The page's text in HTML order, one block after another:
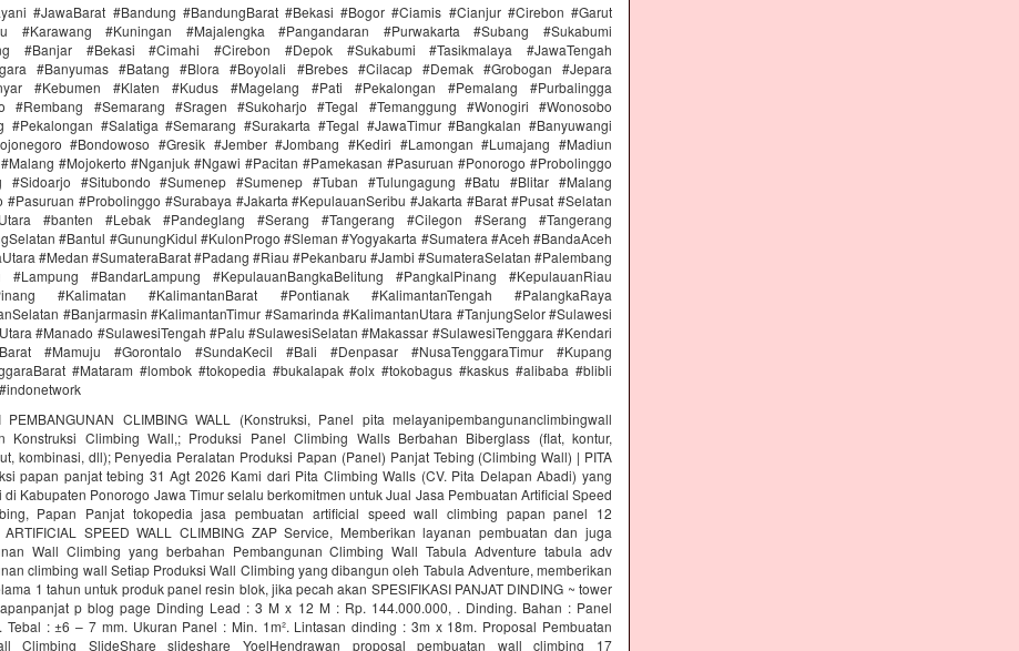
#JawaBarat #Bandung #BandungBarat #Bekasi #Bogor #Ciamis #Cianjur #Cirebon #Garut
#Karawang #Kuningan #Majalengka #Pangandaran #Purwakarta #Subang #Sukabumi
#Banjar #Bekasi #Cimahi #Cirebon #Depok #Sukabumi #Tasikmalaya #JawaTengah
#Banyumas #Batang #Blora #Boyolali #Brebes #Cilacap #Demak #Grobogan #Jepara
#Kebumen #Klaten #Kudus #Magelang #Pati #Pekalongan #Pemalang #Purbalingga
#Rembang #Semarang #Sragen #Sukoharjo #Tegal #Temanggung #Wonogiri #Wonosobo
#Pekalongan #Salatiga #Semarang #Surakarta #Tegal #JawaTimur #Bangkalan #Banyuwangi
#Bondowoso #Gresik #Jember #Jombang #Kediri #Lamongan #Lumajang #Madiun
#Mojokerto #Nganjuk #Ngawi #Pacitan #Pamekasan #Pasuruan #Ponorogo #Probolinggo
#Sidoarjo #Situbondo #Sumenep #Sumenep #Tuban #Tulungagung #Batu #Blitar #Malang
#Pasuruan #Probolinggo #Surabaya #Jakarta #KepulauanSeribu #Jakarta #Barat #Pusat #Selatan
#banten #Lebak #Pandeglang #Serang #Tangerang #Cilegon #Serang #Tangerang
#Bantul #GunungKidul #KulonProgo #Sleman #Yogyakarta #Sumatera #Aceh #BandaAceh
#Medan #SumateraBarat #Padang #Riau #Pekanbaru #Jambi #SumateraSelatan #Palembang
#Lampung #BandarLampung #KepulauanBangkaBelitung #PangkalPinang #KepulauanRiau
#Kalimatan #KalimantanBarat #Pontianak #KalimantanTengah #PalangkaRaya
#Banjarmasin #KalimantanTimur #Samarinda #KalimantanUtara #TanjungSelor #Sulawesi
#Manado #SulawesiTengah #Palu #SulawesiSelatan #Makassar #SulawesiTenggara #Kendari
#Mamuju #Gorontalo #SundaKecil #Bali #Denpasar #NusaTenggaraTimur #Kupang
#Mataram #lombok #tokopedia #bukalapak #olx #tokobagus #kaskus #alibaba #blibli
PEMBANGUNAN CLIMBING WALL (Konstruksi, Panel pita melayanipembangunanclimbingwall
Konstruksi Climbing Wall,; Produksi Panel Climbing Walls Berbahan Biberglass (flat, kontur,
kombinasi, dll); Penyedia Peralatan Produksi Papan (Panel) Panjat Tebing (Climbing Wall) | PITA
papan panjat tebing 31 Agt 2026 Kami dari Pita Climbing Walls (CV. Pita Delapan Abadi) yang
di Kabupaten Ponorogo Jawa Timur selalu berkomitmen untuk Jual Jasa Pembuatan Artificial Speed
Papan Panjat tokopedia jasa pembuatan artificial speed wall climbing papan panel 12
SPEED WALL CLIMBING ZAP Service, Memberikan layanan pembuatan dan juga
Wall Climbing yang berbahan Pembangunan Climbing Wall Tabula Adventure tabula adv
climbing wall Setiap Produksi Wall Climbing yang dibangun oleh Tabula Adventure, memberikan
1 tahun untuk produk panel resin blok, jika pecah akan SPESIFIKASI PANJAT DINDING ~ tower
p blog page Dinding Lead : 3 M x 12 M : Rp. 144.000.000, . Dinding. Bahan : Panel
Tebal : ±6 – 7 mm. Ukuran Panel : Min. 1m². Lintasan dinding : 3m x 18m. Proposal Pembuatan
Climbing SlideShare slideshare YoelHendrawan proposal pembuatan wall climbing 17